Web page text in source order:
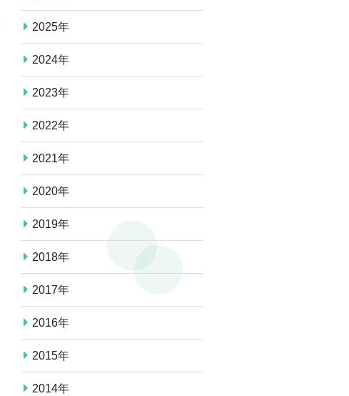
2025年
2024年
2023年
2022年
2021年
2020年
2019年
2018年
2017年
2016年
2015年
2014年